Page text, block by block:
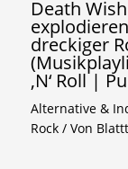
Death
dreckiger
‚N‘ Roll |
Alternative &
Rock / Von